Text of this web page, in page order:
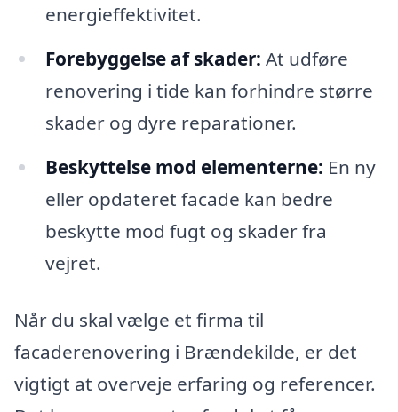
energieffektivitet.
Forebyggelse af skader: At udføre
renovering i tide kan forhindre større
skader og dyre reparationer.
Beskyttelse mod elementerne: En ny
eller opdateret facade kan bedre
beskytte mod fugt og skader fra
vejret.
Når du skal vælge et firma til
facaderenovering i Brændekilde, er det
vigtigt at overveje erfaring og referencer.